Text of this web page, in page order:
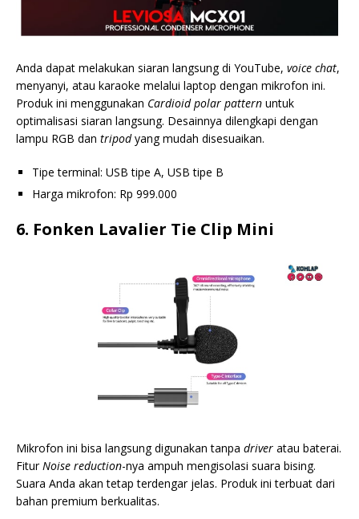
Anda dapat melakukan siaran langsung di YouTube, voice chat,
menyanyi, atau karaoke melalui laptop dengan mikrofon ini.
Produk ini menggunakan Cardioid polar pattern untuk
optimalisasi siaran langsung. Desainnya dilengkapi dengan
lampu RGB dan tripodyang mudah disesuaikan.
Tipe terminal: USB tipe A, USB tipe B
Harga mikrofon: Rp 999.000
6. Fonken Lavalier Tie Clip Mini
Mikrofon ini bisa langsung digunakan tanpa driver atau baterai.
FiturNoise reduction-nya ampuh mengisolasi suara bising.
Suara Anda akan tetap terdengar jelas. Produk ini terbuat dari
bahan premium berkualitas.